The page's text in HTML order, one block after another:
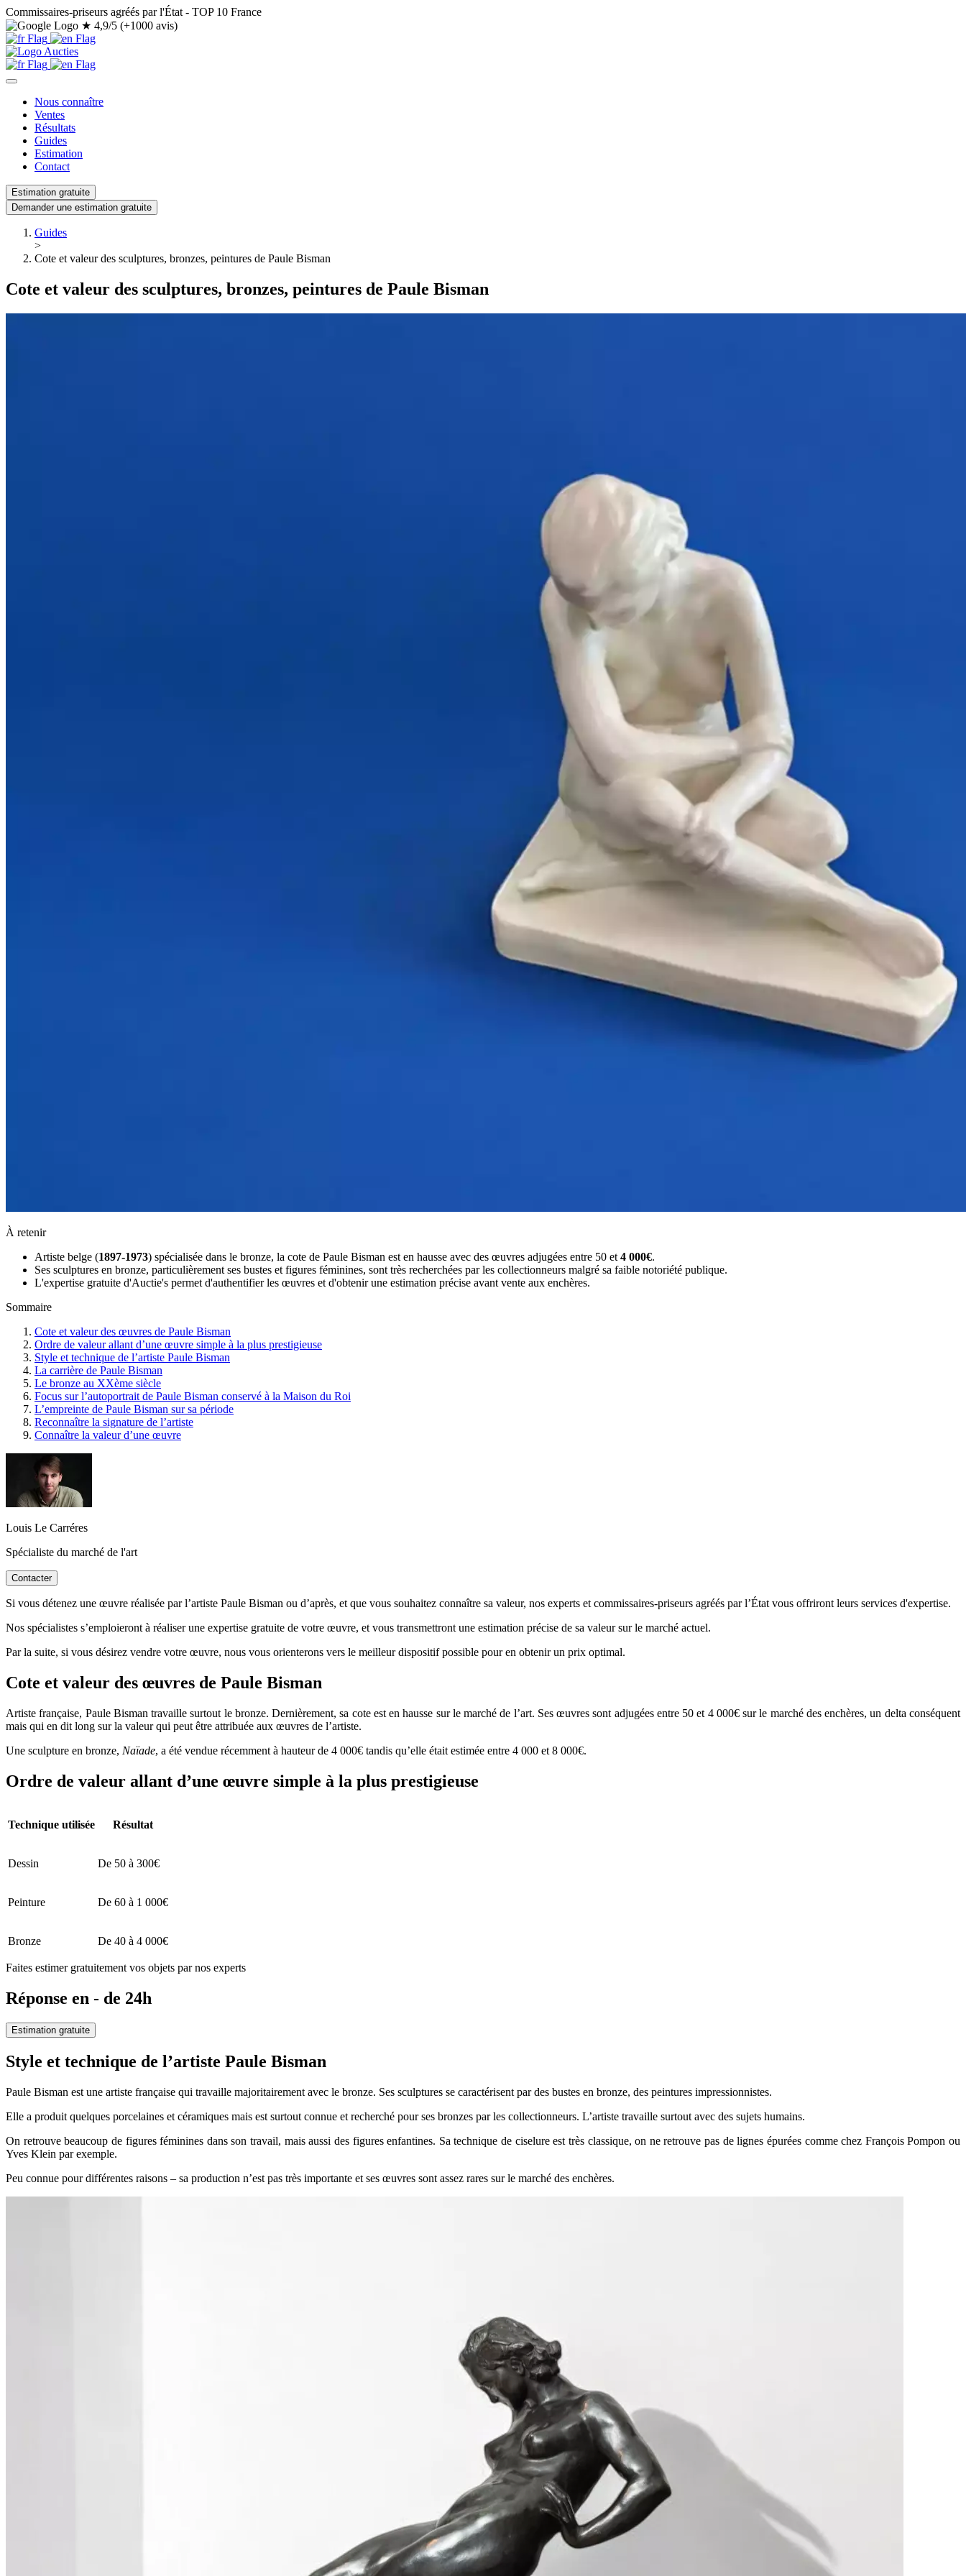
Commissaires-priseurs agréés par l'État - TOP 10 France
★ 4,9/5 (+1000 avis)
Nous connaître
Ventes
Résultats
Guides
Estimation
Contact
Estimation gratuite
Demander une estimation gratuite
Guides
>
Cote et valeur des sculptures, bronzes, peintures de Paule Bisman
Cote et valeur des sculptures, bronzes, peintures de Paule Bisman
À retenir
Artiste belge (1897-1973) spécialisée dans le bronze, la cote de Paule Bisman est en hausse avec des œuvres adjugées entre 50 et 4 000€.
Ses sculptures en bronze, particulièrement ses bustes et figures féminines, sont très recherchées par les collectionneurs malgré sa faible notoriété publique.
L'expertise gratuite d'Auctie's permet d'authentifier les œuvres et d'obtenir une estimation précise avant vente aux enchères.
Sommaire
Cote et valeur des œuvres de Paule Bisman
Ordre de valeur allant d’une œuvre simple à la plus prestigieuse
Style et technique de l’artiste Paule Bisman
La carrière de Paule Bisman
Le bronze au XXème siècle
Focus sur l’autoportrait de Paule Bisman conservé à la Maison du Roi
L’empreinte de Paule Bisman sur sa période
Reconnaître la signature de l’artiste
Connaître la valeur d’une œuvre
Louis Le Carréres
Spécialiste du marché de l'art
Contacter
Si vous détenez une œuvre réalisée par l’artiste Paule Bisman ou d’après, et que vous souhaitez connaître sa valeur, nos experts et commissaires-priseurs agréés par l’État vous offriront leurs services d'expertise.
Nos spécialistes s’emploieront à réaliser une expertise gratuite de votre œuvre, et vous transmettront une estimation précise de sa valeur sur le marché actuel.
Par la suite, si vous désirez vendre votre œuvre, nous vous orienterons vers le meilleur dispositif possible pour en obtenir un prix optimal.
Cote et valeur des œuvres de Paule Bisman
Artiste française, Paule Bisman travaille surtout le bronze. Dernièrement, sa cote est en hausse sur le marché de l’art. Ses œuvres sont adjugées entre 50 et 4 000€ sur le marché des enchères, un delta conséquent
mais qui en dit long sur la valeur qui peut être attribuée aux œuvres de l’artiste.
Une sculpture en bronze, Naïade, a été vendue récemment à hauteur de 4 000€ tandis qu’elle était estimée entre 4 000 et 8 000€.
Ordre de valeur allant d’une œuvre simple à la plus prestigieuse
Technique utilisée Résultat
Dessin De 50 à 300€
Peinture De 60 à 1 000€
Bronze De 40 à 4 000€
Faites estimer gratuitement vos objets par nos experts
Réponse en - de 24h
Estimation gratuite
Style et technique de l’artiste Paule Bisman
Paule Bisman est une artiste française qui travaille majoritairement avec le bronze. Ses sculptures se caractérisent par des bustes en bronze, des peintures impressionnistes.
Elle a produit quelques porcelaines et céramiques mais est surtout connue et recherché pour ses bronzes par les collectionneurs. L’artiste travaille surtout avec des sujets humains.
On retrouve beaucoup de figures féminines dans son travail, mais aussi des figures enfantines. Sa technique de ciselure est très classique, on ne retrouve pas de lignes épurées comme chez François Pompon ou
Yves Klein par exemple.
Peu connue pour différentes raisons – sa production n’est pas très importante et ses œuvres sont assez rares sur le marché des enchères.